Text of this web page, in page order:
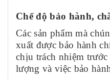
Chế độ bảo hành,
Các sản phẩm mà
xuất được bảo hành
chịu trách nhiệm
lượng và việc bảo